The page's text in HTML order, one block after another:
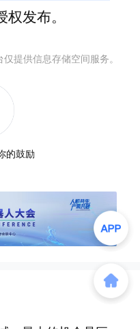
发布。
提供信息存储空间服务。
的鼓励